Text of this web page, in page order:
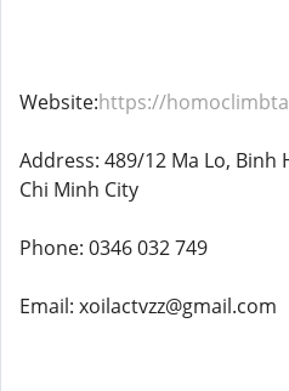
Website:https://
Address: 489/12 Ma Lo, Binh
Chi Minh City
Phone: 0346 032 749
Email: xoilactvzz@gmail.com